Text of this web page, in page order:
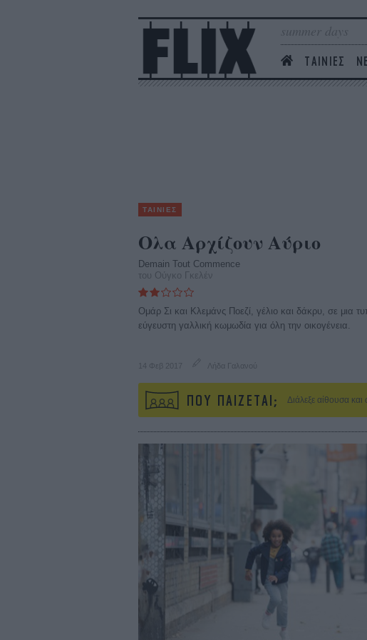
summer days
ΤΑΙΝΙΕΣ
ΤΑΙΝΙΕΣ
Ολα Αρχίζουν Αύριο
Demain Tout Commence
του Ούγκο Γκελέν
Ομάρ Σι και Κλεμάνς Ποεζί, γέλιο και δάκρυ, σε μια
εύγευστη γαλλική κωμωδία για όλη την οικογένεια.
14 Φεβ 2017 Λήδα Γαλανού
ΠΟΥ ΠΑΙΖΕΤΑΙ; Διάλεξε αίθουσα